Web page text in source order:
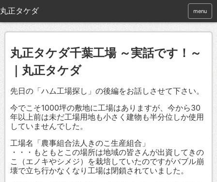
menu
丸正タケダ千葉工場 ～実話です！～
｜丸正タケダ
先日の「ハム工場探し」の後編をお話しさせて下さい。
今でこそ1000坪の敷地に工場はありますが、今から30
年以上前は未だ工場用地も小さく建物も半分位しか使用
していませんでした。
工場名「農事組合法人きのこ生産組合」
・・・もともとこの場所は地域の皆さんが出資してきの
こ（エノキやシメジ）を栽培していたのですがバブル崩
壊で立ち行かなくなり工場は閉鎖されていました。